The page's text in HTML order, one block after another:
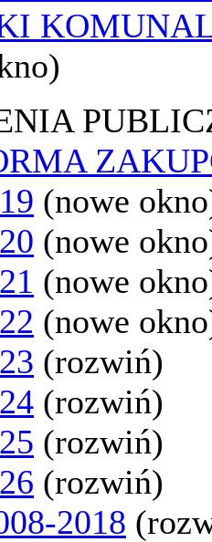
(nowe
(nowe
(nowe
(nowe
(rozwiń)
(rozwiń)
(rozwiń)
(rozwiń)
2018